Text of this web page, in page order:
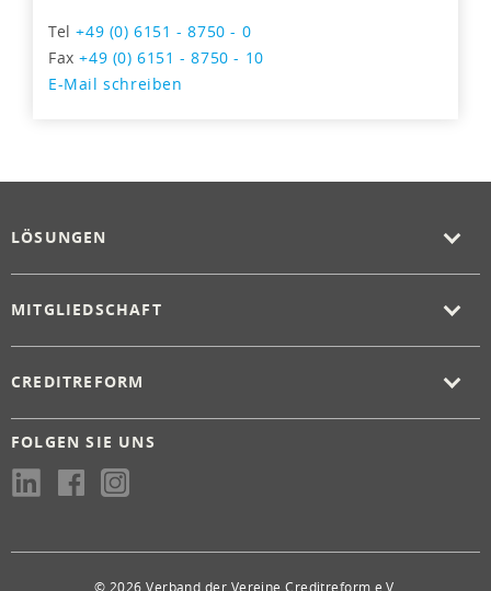
Tel+49 (0) 6151 - 8750 - 0
Fax+49 (0) 6151 - 8750 - 10
E-Mail schreiben
LÖSUNGEN
MITGLIEDSCHAFT
CREDITREFORM
FOLGEN SIE UNS
© 2026 Verband der Vereine Creditreform e.V.